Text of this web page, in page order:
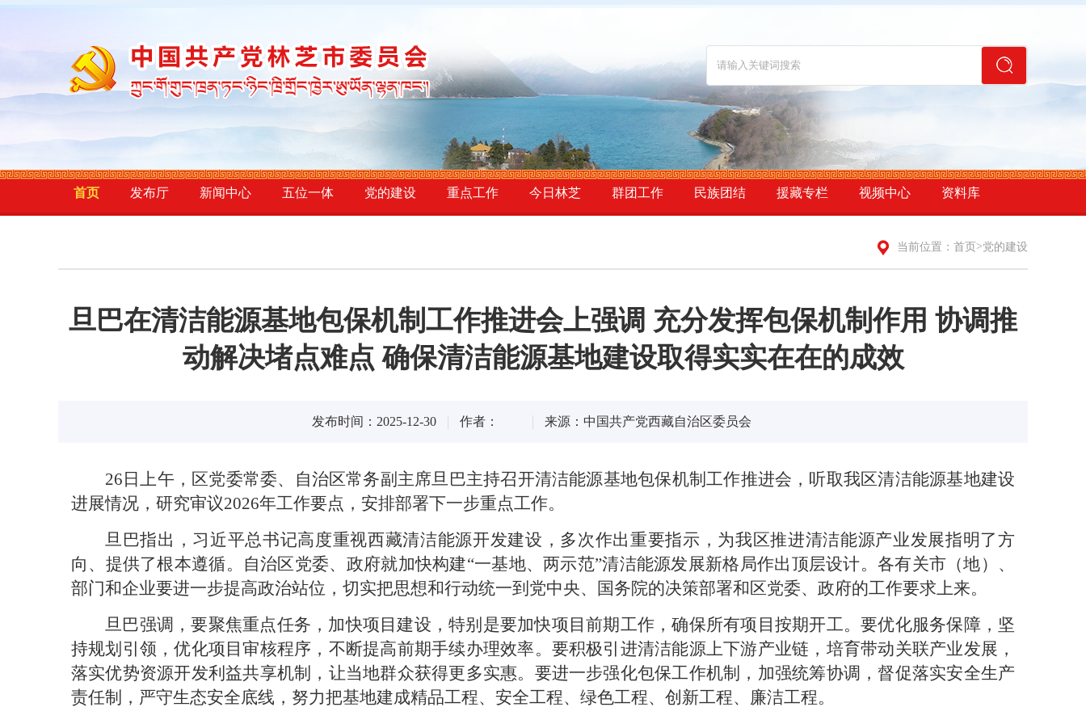
首页 发布厅 新闻中心 五位一体 党的建设 重点工作 今日林芝 群团工作 民族团结 援藏专栏 视频中心 资料库
当前位置： 首页 >党的建设
旦巴在清洁能源基地包保机制工作推进会上强调 充分发挥包保机制作用 协调推
动解决堵点难点 确保清洁能源基地建设取得实实在在的成效
发布时间：2025-12-30 作者： 来源：中国共产党西藏自治区委员会
26日上午，区党委常委、自治区常务副主席旦巴主持召开清洁能源基地包保机制工作推进会，听取我区清洁能源基地建设
进展情况，研究审议2026年工作要点，安排部署下一步重点工作。
旦巴指出，习近平总书记高度重视西藏清洁能源开发建设，多次作出重要指示，为我区推进清洁能源产业发展指明了方
向、提供了根本遵循。自治区党委、政府就加快构建“一基地、两示范”清洁能源发展新格局作出顶层设计。各有关市（地）、
部门和企业要进一步提高政治站位，切实把思想和行动统一到党中央、国务院的决策部署和区党委、政府的工作要求上来。
旦巴强调，要聚焦重点任务，加快项目建设，特别是要加快项目前期工作，确保所有项目按期开工。要优化服务保障，坚
持规划引领，优化项目审核程序，不断提高前期手续办理效率。要积极引进清洁能源上下游产业链，培育带动关联产业发展，
落实优势资源开发利益共享机制，让当地群众获得更多实惠。要进一步强化包保工作机制，加强统筹协调，督促落实安全生产
责任制，严守生态安全底线，努力把基地建成精品工程、安全工程、绿色工程、创新工程、廉洁工程。